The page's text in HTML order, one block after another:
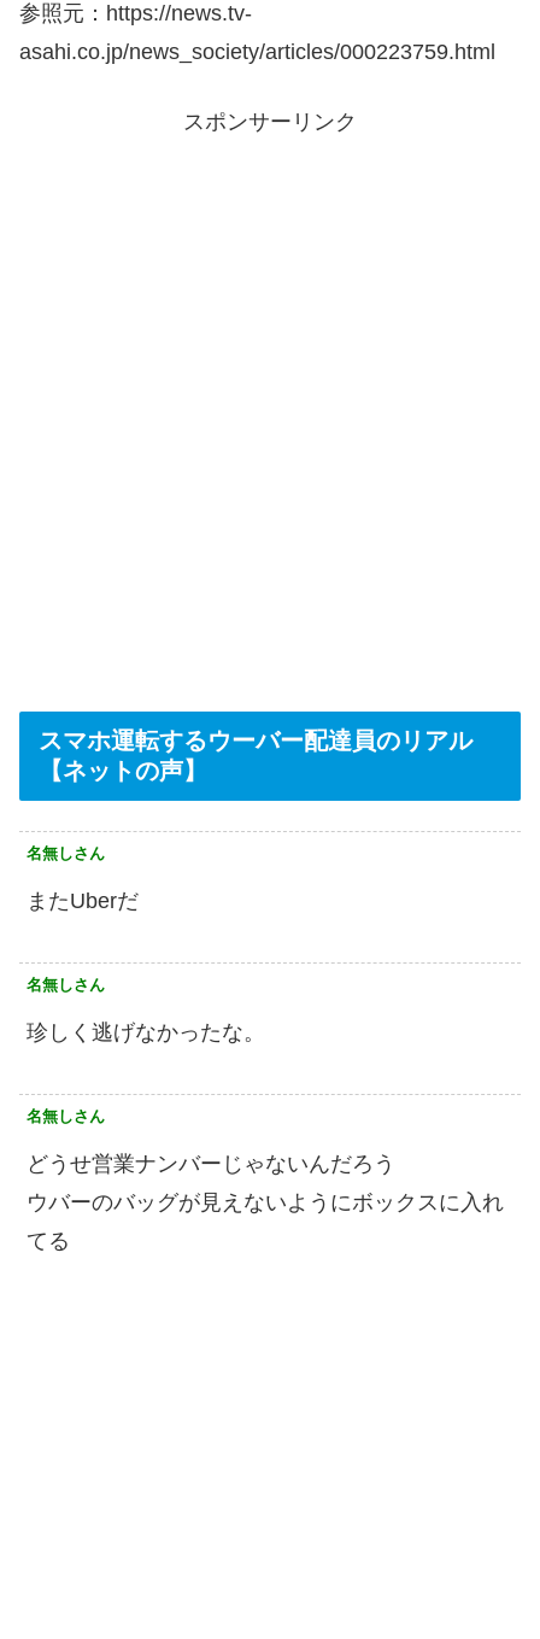
参照元：https://news.tv-
asahi.co.jp/news_society/articles/000223759.html
スポンサーリンク
スマホ運転するウーバー配達員のリアル
【ネットの声】
名無しさん
またUberだ
名無しさん
珍しく逃げなかったな。
名無しさん
どうせ営業ナンバーじゃないんだろう
ウバーのバッグが見えないようにボックスに入れ
てる